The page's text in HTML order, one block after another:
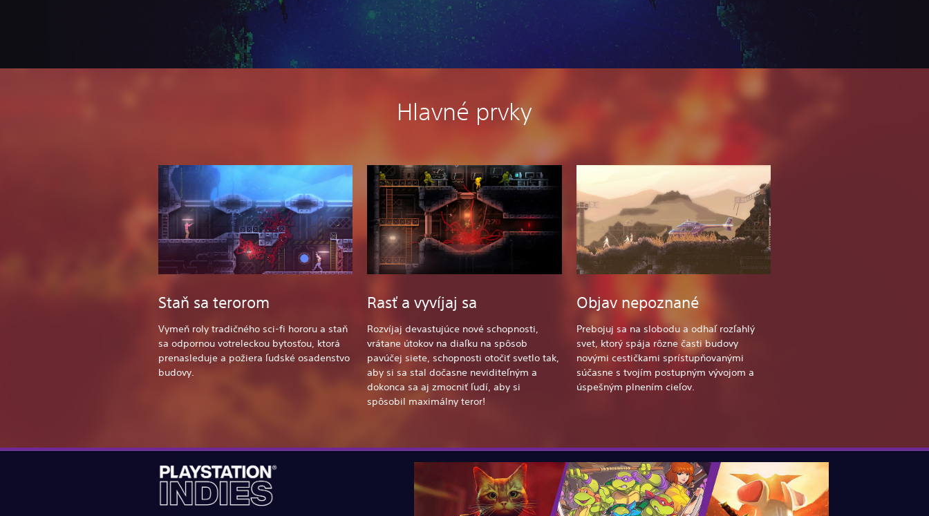
Hlavné prvky
Staň sa terorom
Vymeň roly tradičného sci-fi hororu a staň
sa odpornou votreleckou bytosťou, ktorá
prenasleduje a požiera ľudské osadenstvo
budovy.
Rasť a vyvíjaj sa
Rozvíjaj devastujúce nové schopnosti,
vrátane útokov na diaľku na spôsob
pavúčej siete, schopnosti otočiť svetlo tak,
aby si sa stal dočasne neviditeľným a
dokonca sa aj zmocniť ľudí, aby si
spôsobil maximálny teror!
Objav nepoznané
Prebojuj sa na slobodu a odhaľ rozľahlý
svet, ktorý spája rôzne časti budovy
novými cestičkami sprístupňovanými
súčasne s tvojím postupným vývojom a
úspešným plnením cieľov.